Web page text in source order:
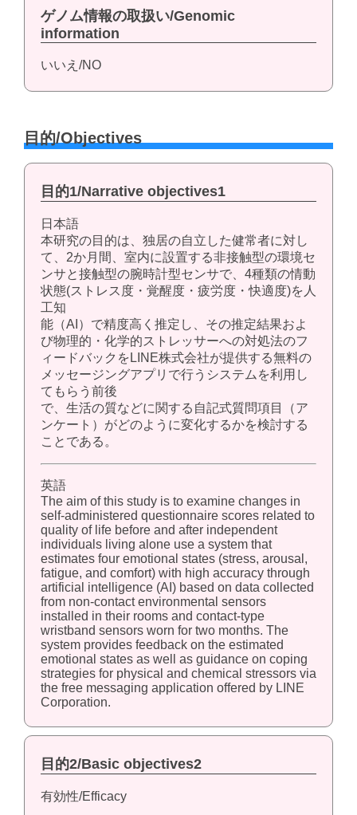
ゲノム情報の取扱い/Genomic
information
いいえ/NO
目的/Objectives
目的1/Narrative objectives1
日本語
本研究の目的は、独居の自立した健常者に対し
て、2か月間、室内に設置する非接触型の環境セ
ンサと接触型の腕時計型センサで、4種類の情動
状態(ストレス度・覚醒度・疲労度・快適度)を人
工知
能（AI）で精度高く推定し、その推定結果およ
び物理的・化学的ストレッサーへの対処法のフ
ィードバックをLINE株式会社が提供する無料の
メッセージングアプリで行うシステムを利用し
てもらう前後
で、生活の質などに関する自記式質問項目（ア
ンケート）がどのように変化するかを検討する
ことである。
英語
The aim of this study is to examine changes in
self-administered questionnaire scores related to
quality of life before and after independent
individuals living alone use a system that
estimates four emotional states (stress, arousal,
fatigue, and comfort) with high accuracy through
artificial intelligence (AI) based on data collected
from non-contact environmental sensors
installed in their rooms and contact-type
wristband sensors worn for two months. The
system provides feedback on the estimated
emotional states as well as guidance on coping
strategies for physical and chemical stressors via
the free messaging application offered by LINE
Corporation.
目的2/Basic objectives2
有効性/Efficacy